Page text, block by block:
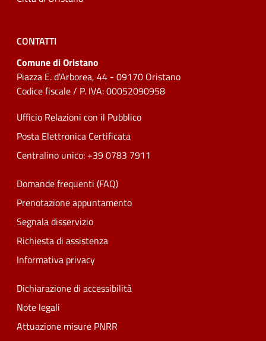
CONTATTI
Comune di Oristano
Piazza E. d'Arborea, 44 - 09170 Oristano
Codice fiscale / P. IVA: 00052090958
Ufficio Relazioni con il Pubblico
Posta Elettronica Certificata
Centralino unico: +39 0783 7911
Domande frequenti (FAQ)
Prenotazione appuntamento
Segnala disservizio
Richiesta di assistenza
Informativa privacy
Dichiarazione di accessibilità
Note legali
Attuazione misure PNRR